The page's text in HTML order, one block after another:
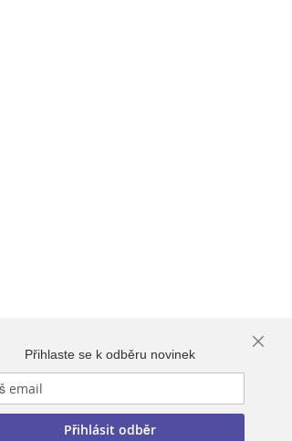
Přihlaste se k odběru novinek
Přihlásit odběr
Close